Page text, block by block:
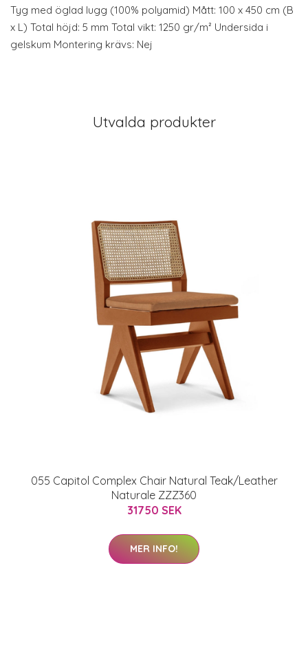
Tyg med öglad lugg (100% polyamid) Mått: 100 x 450 cm (B
x L) Total höjd: 5 mm Total vikt: 1250 gr/m² Undersida i
gelskum Montering krävs: Nej
Utvalda produkter
055 Capitol Complex Chair Natural Teak/Leather
Naturale ZZZ360
31750 SEK
MER INFO!